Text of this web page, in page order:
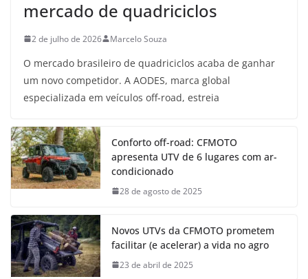
mercado de quadriciclos
2 de julho de 2026 Marcelo Souza
O mercado brasileiro de quadriciclos acaba de ganhar
um novo competidor. A AODES, marca global
especializada em veículos off-road, estreia
Conforto off-road: CFMOTO
apresenta UTV de 6 lugares com ar-
condicionado
28 de agosto de 2025
Novos UTVs da CFMOTO prometem
facilitar (e acelerar) a vida no agro
23 de abril de 2025